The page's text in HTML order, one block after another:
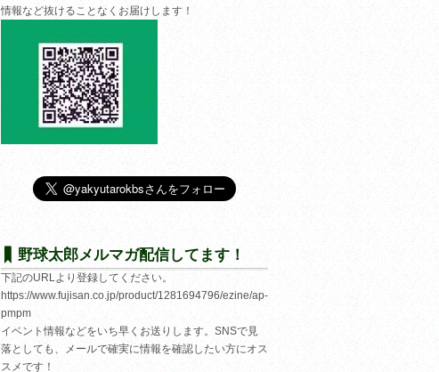
情報など抜けることなくお届けします！
野球太郎メルマガ配信してます！
下記のURLより登録してください。
https://www.fujisan.co.jp/product/1281694796/ezine/ap-
pmpm
イベント情報などをいち早くお送りします。SNSで見
落としても、メールで確実に情報を確認したい方にオス
スメです！